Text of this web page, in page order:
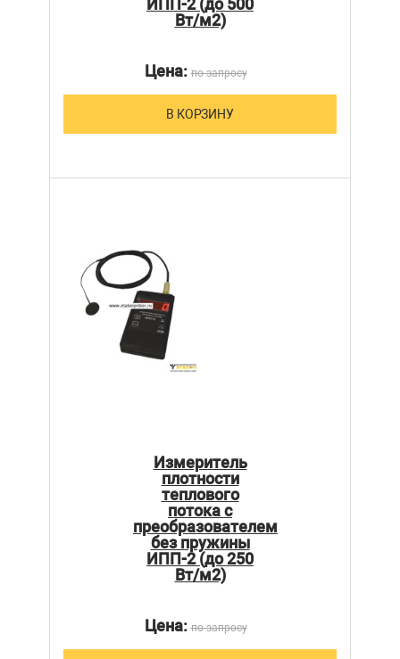
ИПП-2 (до 500
Вт/м2)
Цена:по запросу
В КОРЗИНУ
Измеритель
плотности
теплового
потока с
преобразователем
без пружины
ИПП-2 (до 250
Вт/м2)
Цена:по запросу